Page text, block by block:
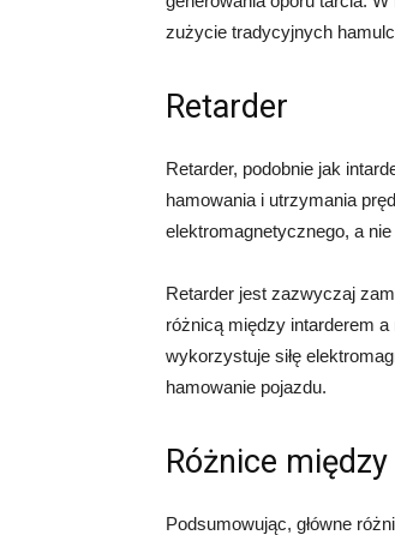
zużycie tradycyjnych
Retarder
Retarder, podobnie jak
hamowania i utrzymania
elektromagnetycznego, a nie
Retarder jest zazwyczaj
różnicą między intarderem
wykorzystuje siłę
hamowanie pojazdu.
Różnice
Podsumowując, główne